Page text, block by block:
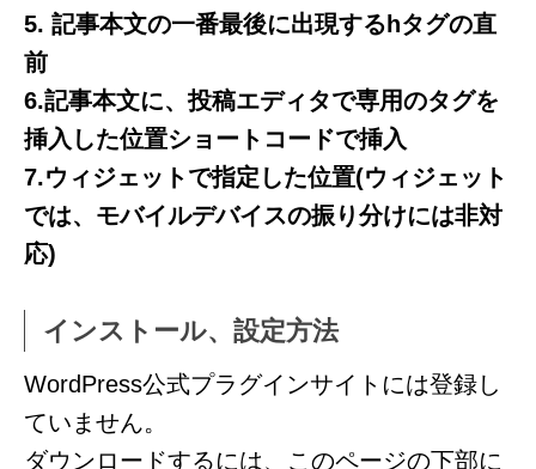
5. 記事本文の一番最後に出現するhタグの直
前
6.記事本文に、投稿エディタで専用のタグを
挿入した位置ショートコードで挿入
7.ウィジェットで指定した位置(ウィジェット
では、モバイルデバイスの振り分けには非対
応)
インストール、設定方法
WordPress公式プラグインサイトには登録し
ていません。
ダウンロードするには、このページの下部に